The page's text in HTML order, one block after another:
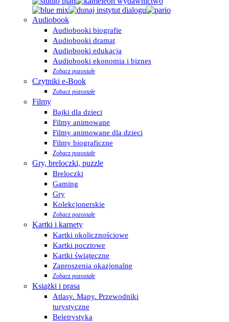
Audiobook
Audiobooki biografie
Audiobooki dramat
Audiobooki edukacja
Audiobooki ekonomia i biznes
Zobacz pozostałe
Czytniki e-Book
Zobacz pozostałe
Filmy
Bajki dla dzieci
Filmy animowane
Filmy animowane dla dzieci
Filmy biograficzne
Zobacz pozostałe
Gry, breloczki, puzzle
Breloczki
Gaming
Gry
Kolekcjonerskie
Zobacz pozostałe
Kartki i karnety
Kartki okolicznościowe
Kartki pocztowe
Kartki świąteczne
Zaproszenia okazjonalne
Zobacz pozostałe
Książki i prasa
Atlasy. Mapy. Przewodniki
turystyczne
Beletrystyka